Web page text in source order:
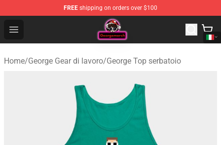
FREE shipping on orders over $100
Open menu
George Store - Official George Merchandise Shop
Home/George Gear di lavoro/George Top serbatoio